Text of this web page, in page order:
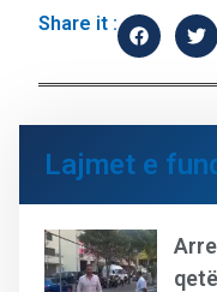
Share it :
Lajmet e